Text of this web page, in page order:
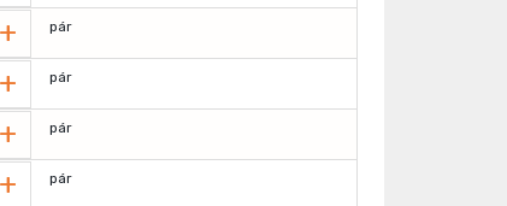
+ pár
+ pár
+ pár
+ pár